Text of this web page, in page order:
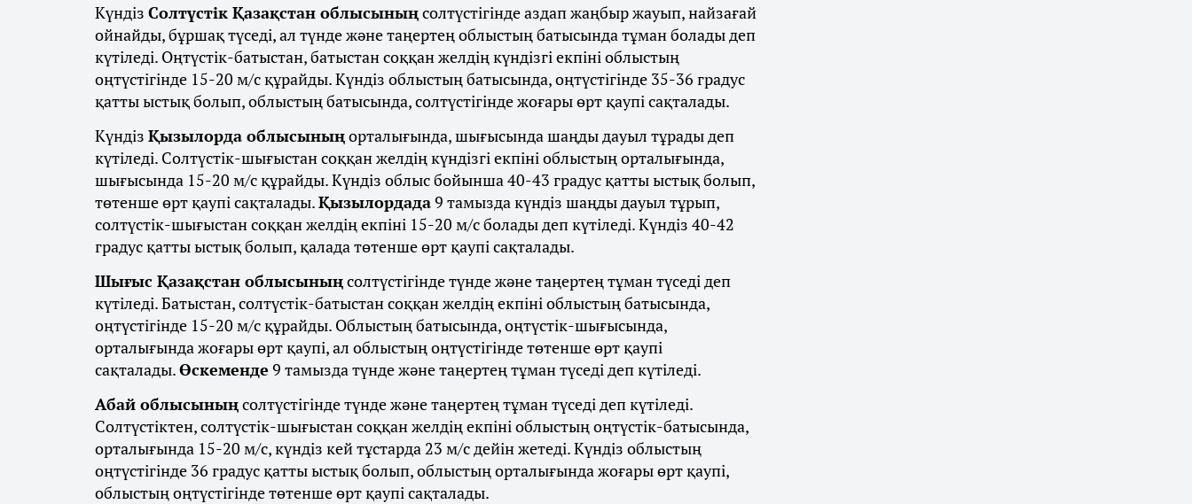
Күндіз Солтүстік Қазақстан облысыныңсолтүстігінде аздап жаңбыр жауып, найзағай
ойнайды, бұршақ түседі, ал түнде және таңертең облыстың батысында тұман болады деп
күтіледі. Оңтүстік-батыстан, батыстан соққан желдің күндізгі екпіні облыстың
оңтүстігінде 15-20 м/с құрайды. Күндіз облыстың батысында, оңтүстігінде 35-36 градус
қатты ыстық болып, облыстың батысында, солтүстігінде жоғары өрт қаупі сақталады.
Күндіз Қызылорда облысыныңорталығында, шығысында шаңды дауыл тұрады деп
күтіледі. Солтүстік-шығыстан соққан желдің күндізгі екпіні облыстың орталығында,
шығысында 15-20 м/с құрайды. Күндіз облыс бойынша 40-43 градус қатты ыстық болып,
төтенше өрт қаупі сақталады.Қызылордада9 тамызда күндіз шаңды дауыл тұрып,
солтүстік-шығыстан соққан желдің екпіні 15-20 м/с болады деп күтіледі. Күндіз 40-42
градус қатты ыстық болып, қалада төтенше өрт қаупі сақталады.
Шығыс Қазақстан облысыныңсолтүстігінде түнде және таңертең тұман түседі деп
күтіледі. Батыстан, солтүстік-батыстан соққан желдің екпіні облыстың батысында,
оңтүстігінде 15-20 м/с құрайды. Облыстың батысында, оңтүстік-шығысында,
орталығында жоғары өрт қаупі, ал облыстың оңтүстігінде төтенше өрт қаупі
сақталады.Өскеменде 9 тамызда түнде және таңертең тұман түседі деп күтіледі.
Абай облысыныңсолтүстігінде түнде және таңертең тұман түседі деп күтіледі.
Солтүстіктен, солтүстік-шығыстан соққан желдің екпіні облыстың оңтүстік-батысында,
орталығында 15-20 м/с, күндіз кей тұстарда 23 м/с дейін жетеді. Күндіз облыстың
оңтүстігінде 36 градус қатты ыстық болып, облыстың орталығында жоғары өрт қаупі,
облыстың оңтүстігінде төтенше өрт қаупі сақталады.